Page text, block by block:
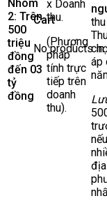
Cart
No products in
Nhóm
2: Trên
500
triệu
đồng
đến 03
tỷ
đồng
x Doanh
thu.
(Phương
pháp
tính trực
tiếp trên
doanh
thu).
áp